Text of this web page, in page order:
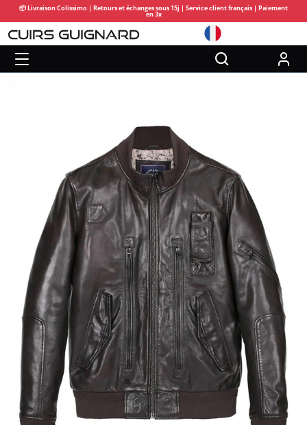
📦 Livraison Colissimo | Retours et échanges sous 15j | Service client français | Paiement
en 3x